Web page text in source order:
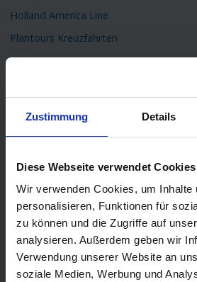
Zustimmung Details
Diese Webseite verwendet Cookies
Wir verwenden Cookies, um Inhalte
personalisieren, Funktionen für
zu können und die Zugriffe auf
analysieren. Außerdem geben wir
Verwendung unserer Website an
soziale Medien, Werbung und
Holland America Line
Plantours Kreuzfahrten
Orient Kreuzfahrt
Kreuzfahrt Mittelmeer
Kreuzfahrt Nordkap
Kreuzfahrt Asien
Kreuzfahrt Island
Kreuzfahrt Südamerika